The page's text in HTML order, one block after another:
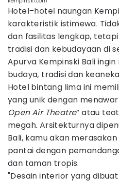
Hotel–hotel naungan
karakteristik istimewa.
dan fasilitas lengkap,
tradisi dan kebudayaan di
Apurva Kempinski Bali
budaya, tradisi dan
Hotel bintang lima ini
yang unik dengan
Open Air Theatre” atau
megah. Arsitekturnya
Bali, kamu akan
pantai dengan
dan taman tropis.
"Desain interior yang